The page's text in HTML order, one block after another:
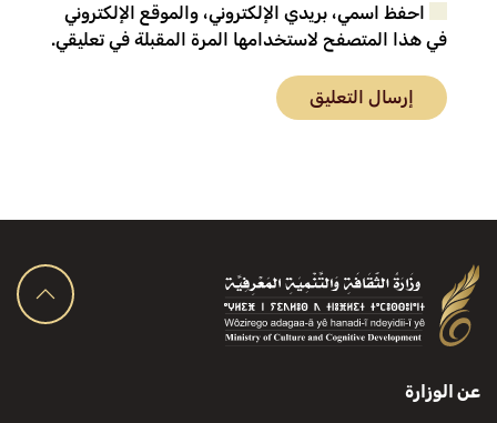
احفظ اسمي، بريدي الإلكتروني، والموقع الإلكتروني
في هذا المتصفح لاستخدامها المرة المقبلة في تعليقي.
إرسال التعليق
عن الوزارة